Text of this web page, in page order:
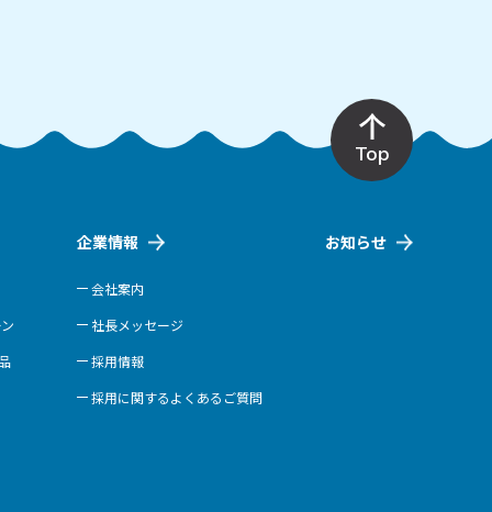
Top
企業情報
会社案内
社長メッセージ
採用情報
採用に関するよくあるご質問
お知らせ